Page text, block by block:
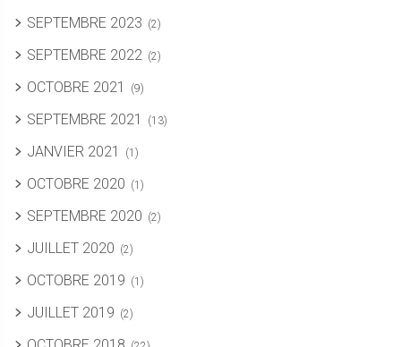
SEPTEMBRE 2023 (2)
SEPTEMBRE 2022 (2)
OCTOBRE 2021 (9)
SEPTEMBRE 2021 (13)
JANVIER 2021 (1)
OCTOBRE 2020 (1)
SEPTEMBRE 2020 (2)
JUILLET 2020 (2)
OCTOBRE 2019 (1)
JUILLET 2019 (2)